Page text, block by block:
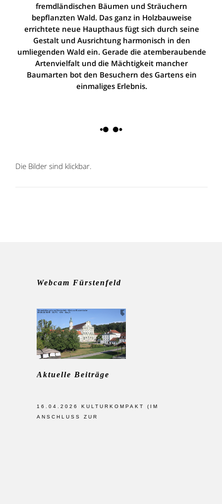
fremdländischen Bäumen und Sträuchern
bepflanzten Wald. Das ganz in Holzbauweise
errichtete neue Haupthaus fügt sich durch seine
Gestalt und Ausrichtung harmonisch in den
umliegenden Wald ein. Gerade die atemberaubende
Artenvielfalt und die Mächtigkeit mancher
Baumarten bot den Besuchern des Gartens ein
einmaliges Erlebnis.
Die Bilder sind klickbar.
Webcam Fürstenfeld
Aktuelle Beiträge
16.04.2026 KULTURKOMPAKT (IM
ANSCHLUSS ZUR